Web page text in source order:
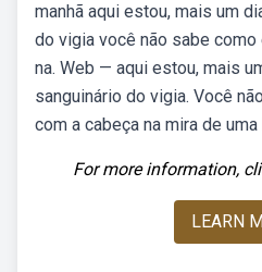
manhã aqui estou, mais um
do vigia você não sabe como
na. Web — aqui estou, mais
sanguinário do vigia. Você
com a cabeça na mira de uma
For more information,
LEARN